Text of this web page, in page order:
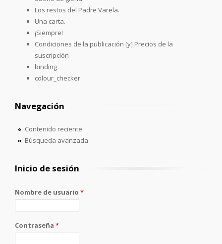
Los restos del Padre Varela.
Una carta.
¡Siempre!
Condiciones de la publicación [y] Precios de la
suscripción
binding
colour_checker
Navegación
Contenido reciente
Búsqueda avanzada
Inicio de sesión
Nombre de usuario *
Contraseña *